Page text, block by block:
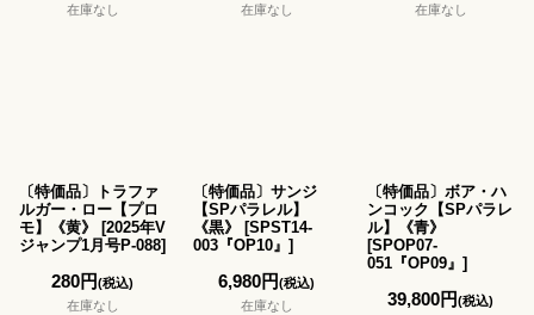
在庫なし
在庫なし
在庫なし
〔特価品〕トラファ
ルガー・ロー【プロ
モ】《黄》
[2025年V
ジャンプ1月号P-088]
280円(税込)
在庫なし
〔特価品〕サンジ
【SPパラレル】
《黒》
[SPST14-
003『OP10』 ]
6,980円(税込)
在庫なし
〔特価品〕ボア・ハ
ンコック【SPパラレ
ル】《青》
[SPOP07-
051『OP09』 ]
39,800円(税込)